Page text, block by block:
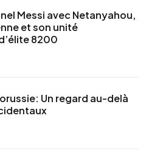
Messi avec Netanyahou,
et son unité
8200
Un regard au-delà